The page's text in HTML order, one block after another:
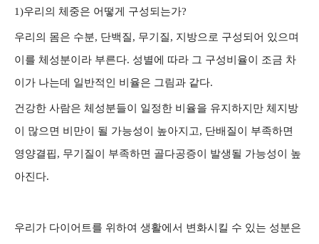
1)우리의 체중은 어떻게 구성되는가?
우리의 몸은 수분, 단백질, 무기질, 지방으로 구성되어 있으며
이를 체성분이라 부른다. 성별에 따라 그 구성비율이 조금 차
이가 나는데 일반적인 비율은 그림과 같다.
건강한 사람은 체성분들이 일정한 비율을 유지하지만 체지방
이 많으면 비만이 될 가능성이 높아지고, 단배질이 부족하면
영양결핍, 무기질이 부족하면 골다공증이 발생될 가능성이 높
아진다.
우리가 다이어트를 위하여 생활에서 변화시킬 수 있는 성분은